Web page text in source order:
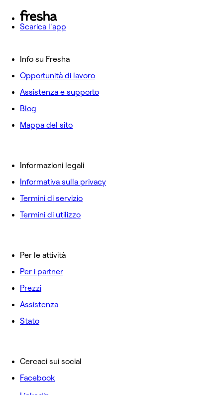
Scarica l'app
Info su Fresha
Opportunità di lavoro
Assistenza e supporto
Blog
Mappa del sito
Per le attività
Per i partner
Prezzi
Assistenza
Stato
Informazioni legali
Informativa sulla privacy
Termini di servizio
Termini di utilizzo
Cercaci sui social
Facebook